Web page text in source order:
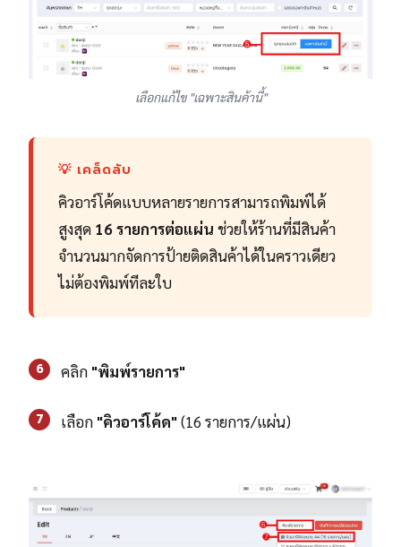
เลือกแก้ไข "เฉพาะสินค้านี้"
💡 เคล็ดลับ
คิวอาร์โค้ดแบบหลายรายการสามารถพิมพ์ได้
สูงสุด 16 รายการต่อแผ่น ช่วยให้ร้านที่มีสินค้า
จำนวนมากจัดการป้ายติดสินค้าได้ในคราวเดียว
ไม่ต้องพิมพ์ทีละใบ
6 คลิก "พิมพ์รายการ"
7 เลือก "คิวอาร์โค้ด"(16 รายการ/แผ่น)